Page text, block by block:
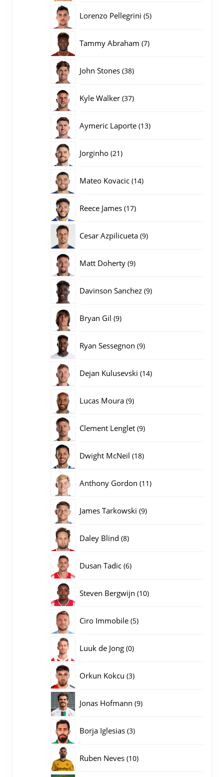
Lorenzo Pellegrini 55
Tammy Abraham 77
John Stones 3838
Kyle Walker 3737
Aymeric Laporte 1313
Jorginho 2121
Mateo Kovacic 1414
Reece James 1717
Cesar Azpilicueta 99
Matt Doherty 99
Davinson Sanchez 99
Bryan Gil 99
Ryan Sessegnon 99
Dejan Kulusevski 1414
Lucas Moura 99
Clement Lenglet 99
Dwight McNeil 1818
Anthony Gordon 1111
James Tarkowski 99
Daley Blind 88
Dusan Tadic 66
Steven Bergwijn 1010
Ciro Immobile 55
Luuk de Jong 00
Orkun Kokcu 33
Jonas Hofmann 99
Borja Iglesias 33
Ruben Neves 1010